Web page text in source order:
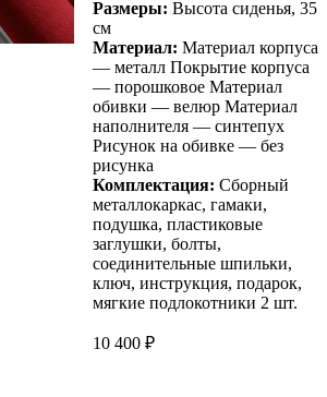
Размеры: Высота сиденья, 35
см
Материал: Материал корпуса
— металл Покрытие корпуса
— порошковое Материал
обивки — велюр Материал
наполнителя — синтепух
Рисунок на обивке — без
рисунка
Комплектация: Сборный
металлокаркас, гамаки,
подушка, пластиковые
заглушки, болты,
соединительные шпильки,
ключ, инструкция, подарок,
мягкие подлокотники 2 шт.
10 400 ₽